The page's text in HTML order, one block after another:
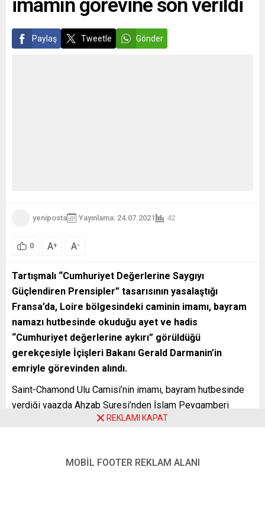
imamın görevine son verildi
Paylaş Tweetle Gönder
yeniposta Yayınlama: 24.07.2021 42
0 A+ A-
Tartışmalı “Cumhuriyet Değerlerine Saygıyı
Güçlendiren Prensipler” tasarısının yasalaştığı
Fransa’da, Loire bölgesindeki caminin imamı, bayram
namazı hutbesinde okuduğu ayet ve hadis
“Cumhuriyet değerlerine aykırı” görüldüğü
gerekçesiyle İçişleri Bakanı Gerald Darmanin’in
emriyle görevinden alındı.
Saint-Chamond Ulu Camisi’nin imamı, bayram hutbesinde
verdiği vaazda Ahzab Suresi’nden İslam Peygamberi
Hazreti Muhammed’in eşlerine hitap eden ayetlerle bir
internette paylaşmasının ardından İçişleri Bakanı Darmanin,
REKLAMI KAPAT
MOBİL FOOTER REKLAM ALANI